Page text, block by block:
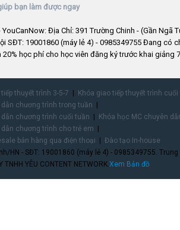
bạn làm được ngay
Địa Chỉ: 391 Trường Chinh - (Gần Ngã
SĐT: 19001860 (máy lẻ 4) - 0985349755 Đang có
học phí cho học viên đăng ký trước khai giảng
thuyết trình 3-5-7
Khóa giao tiếp thuyết trình
dẫn chương trình trong tuần
dẫn chương trình cuối tuần
Khóa học MC chuyên
dẫn chương trình cho trẻ em
bán hàng qua điện thoại
Đào tạo In-house
HN - SĐT: 19001860 (máy lẻ 4) - 0985349755.
YÊU CONTENT NETWORK.Xem Bản đồ